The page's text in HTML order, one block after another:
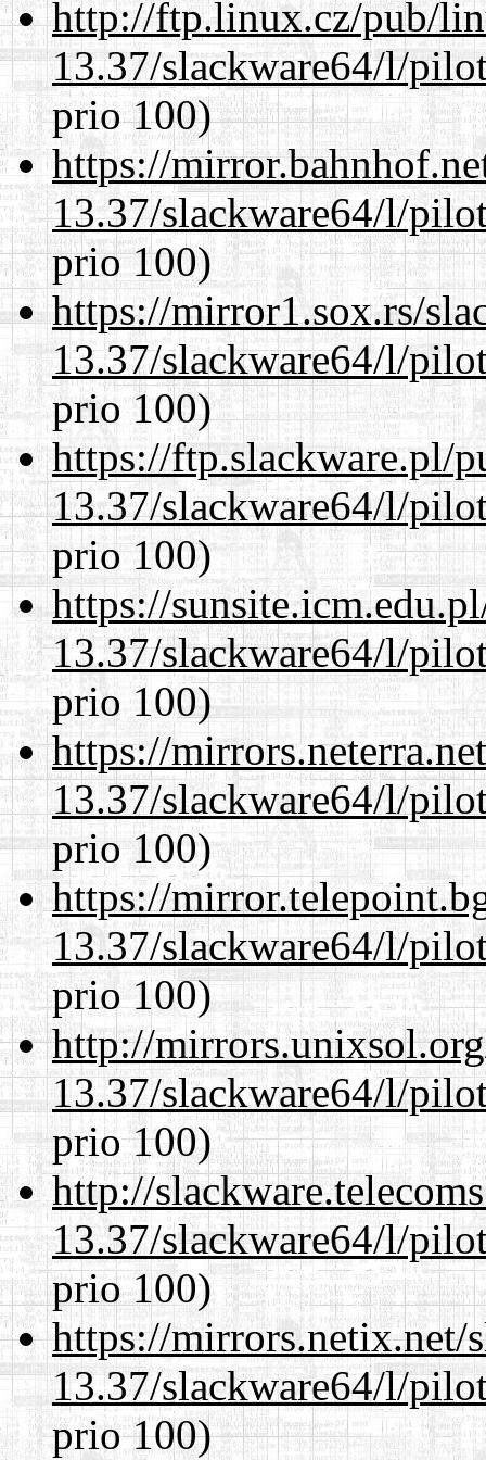
http://ftp.linux.cz/pub/
13.37/slackware64/l/
prio 100)
https://
13.37/slackware64/l/
prio 100)
https://mirror1.sox.rs/
13.37/slackware64/l/
prio 100)
https://ftp.slackware.pl/
13.37/slackware64/l/
prio 100)
https://
13.37/slackware64/l/
prio 100)
https://
13.37/slackware64/l/
prio 100)
https://
13.37/slackware64/l/
prio 100)
http://
13.37/slackware64/l/
prio 100)
http://
13.37/slackware64/l/
prio 100)
https://mirrors.netix.net/
13.37/slackware64/l/
prio 100)